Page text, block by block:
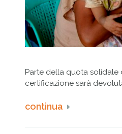
Parte della quota solidale
certificazione sarà
continua